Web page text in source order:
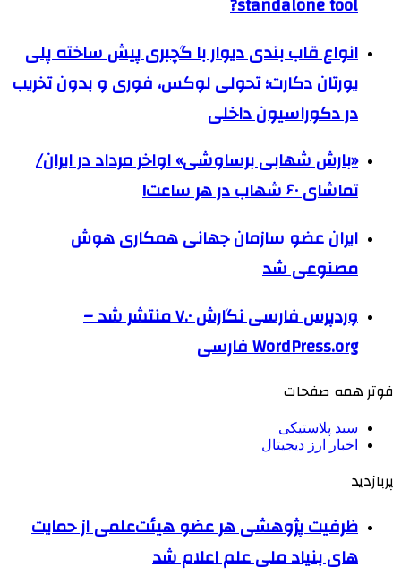
انواع قاب بندی دیوار با گچبری پیش ساخته پلی
یورتان دکارت؛ تحولی لوکس، فوری و بدون تخریب
در دکوراسیون داخلی
«بارش شهابی برساوشی» اواخر مرداد در ایران/
تماشای ۶۰ شهاب در هر ساعت!
ایران عضو سازمان جهانی همکاری هوش
مصنوعی شد
وردپرس فارسی نگارش ۷.۰ منتشر شد –
WordPress.org فارسی
فوتر همه صفحات
سبد پلاستیکی
اخبار ارز دیجیتال
پربازدید
ظرفیت پژوهشی هر عضو هیئت‌علمی از حمایت
های بنیاد ملی علم اعلام شد